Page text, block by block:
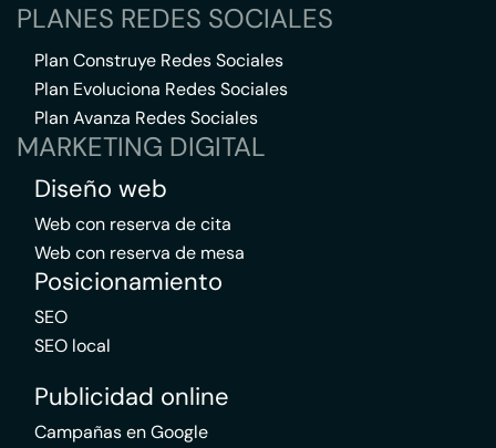
PLANES REDES SOCIALES
Plan Construye Redes Sociales
Plan Evoluciona Redes Sociales
Plan Avanza Redes Sociales
MARKETING DIGITAL
Diseño web
Web con reserva de cita
Web con reserva de mesa
Posicionamiento
SEO
SEO local
Publicidad online
Campañas en Google